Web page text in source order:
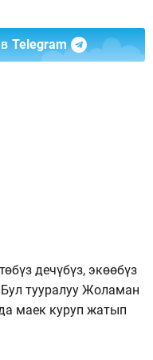
Telegram
дечүбүз, экөөбүз
тууралуу Жоламан
маек куруп жатып